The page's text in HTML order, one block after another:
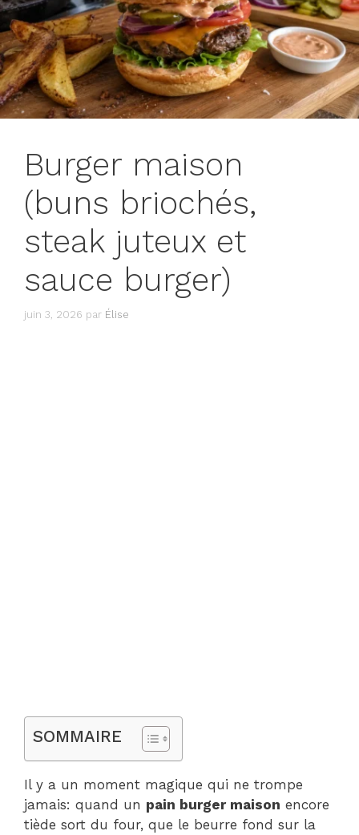
Burger maison
(buns briochés,
steak juteux et
sauce burger)
juin 3, 2026 par Élise
SOMMAIRE
Il y a un moment magique qui ne trompe
jamais: quand un pain burger maison encore
tiède sort du four, que le beurre fond sur la